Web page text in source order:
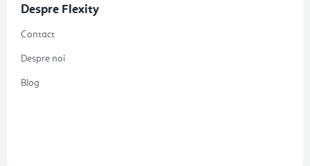
Despre Flexity
Contact
Despre noi
Blog